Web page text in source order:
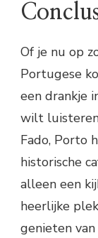
Of je nu op
Portugese
een drankje
wilt
Fado, Porto
historische
alleen een
heerlijke
genieten